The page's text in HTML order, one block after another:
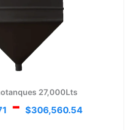
27,000Lts
- $306,560.54